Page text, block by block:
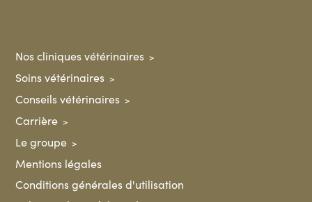
Nos cliniques vétérinaires
Soins vétérinaires
Conseils vétérinaires
Carrière
Le groupe
Mentions légales
Conditions générales d'utilisation